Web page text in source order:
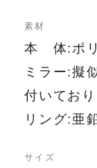
素材
本 体:ポリ
ミラー:擬
付いており
リング:亜
サイズ